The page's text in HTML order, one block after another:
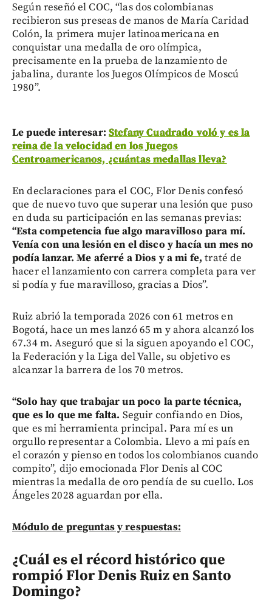
Según reseñó el COC, “las dos colombianas
recibieron sus preseas de manos de María Caridad
Colón, la primera mujer latinoamericana en
conquistar una medalla de oro olímpica,
precisamente en la prueba de lanzamiento de
jabalina, durante los Juegos Olímpicos de Moscú
1980”.
Le puede interesar: Stefany Cuadrado voló y es la
reina de la velocidad en los Juegos
Centroamericanos, ¿cuántas medallas lleva?
En declaraciones para el COC, Flor Denis confesó
que de nuevo tuvo que superar una lesión que puso
en duda su participación en las semanas previas:
“Esta competencia fue algo maravilloso para mí.
Venía con una lesión en el disco y hacía un mes no
podía lanzar. Me aferré a Dios y a mi fe, traté de
hacer el lanzamiento con carrera completa para ver
si podía y fue maravilloso, gracias a Dios”.
Ruiz abrió la temporada 2026 con 61 metros en
Bogotá, hace un mes lanzó 65 m y ahora alcanzó los
67.34 m. Aseguró que si la siguen apoyando el COC,
la Federación y la Liga del Valle, su objetivo es
alcanzar la barrera de los 70 metros.
“Solo hay que trabajar un poco la parte técnica,
que es lo que me falta. Seguir confiando en Dios,
que es mi herramienta principal. Para mí es un
orgullo representar a Colombia. Llevo a mi país en
el corazón y pienso en todos los colombianos cuando
compito”, dijo emocionada Flor Denis al COC
mientras la medalla de oro pendía de su cuello. Los
Ángeles 2028 aguardan por ella.
Módulo de preguntas y respuestas:
¿Cuál es el récord histórico que
rompió Flor Denis Ruiz en Santo
Domingo?